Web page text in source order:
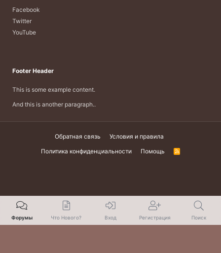
Facebook
Twitter
YouTube
Footer Header
This is some example content.
And this is another paragraph..
Обратная связь
Условия и правила
Политика конфиденциальности
Помощь
R
Форумы Что Нового? Вход Регистрация Поиск